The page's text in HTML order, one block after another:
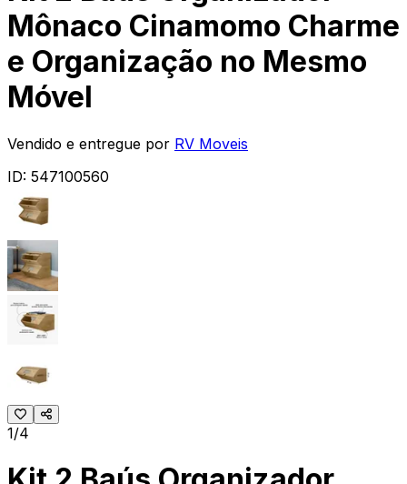
Mônaco Cinamomo Charme
e Organização no Mesmo
Móvel
Vendido e entregue por RV Moveis
ID: 547100560
1/4